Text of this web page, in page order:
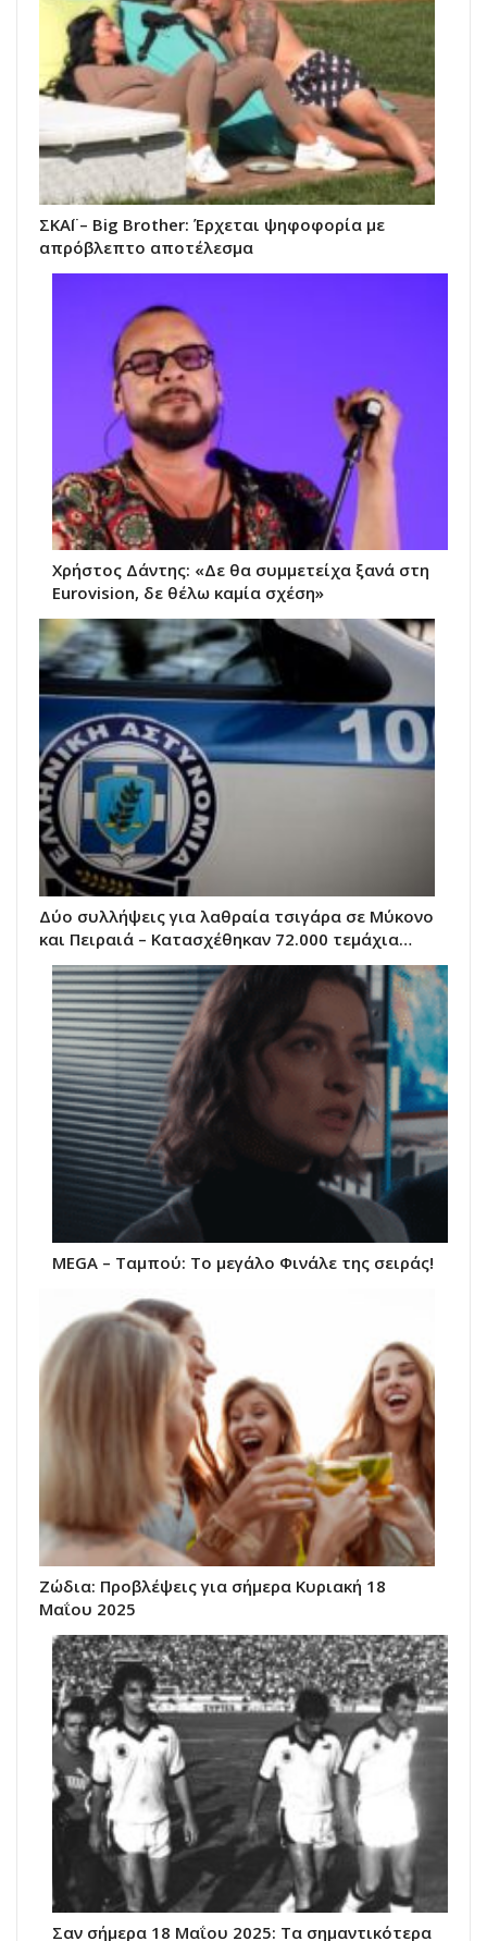
ΣΚΑΪ – Big Brother: Έρχεται ψηφοφορία με
απρόβλεπτο αποτέλεσμα
Χρήστος Δάντης: «Δε θα συμμετείχα ξανά στη
Eurovision, δε θέλω καμία σχέση»
Δύο συλλήψεις για λαθραία τσιγάρα σε Μύκονο
και Πειραιά – Κατασχέθηκαν 72.000 τεμάχια…
ΜEGA – Ταμπού: Το μεγάλο Φινάλε της σειράς!
Ζώδια: Προβλέψεις για σήμερα Κυριακή 18
Μαΐου 2025
Σαν σήμερα 18 Μαΐου 2025: Τα σημαντικότερα